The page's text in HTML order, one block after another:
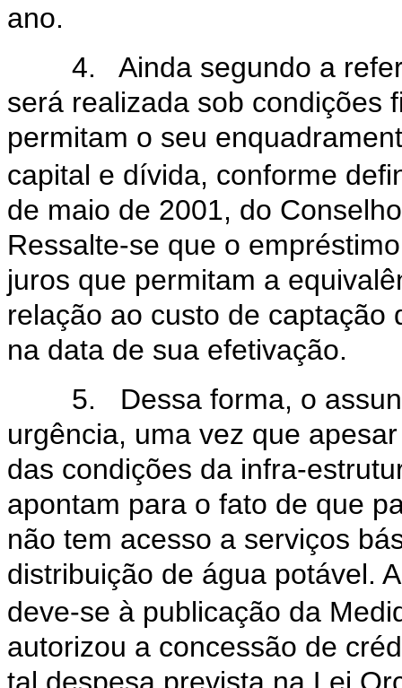
ano.
4. Ainda segundo a
será realizada sob condições
permitam o seu
capital e dívida, conforme
de maio de 2001, do
Ressalte-se que o
juros que permitam a
relação ao custo de captação
na data de sua efetivação.
5. Dessa forma, o
urgência, uma vez que
das condições da infra-
apontam para o fato de que
não tem acesso a serviços
distribuição de água potável.
deve-se à publicação da
autorizou a concessão de